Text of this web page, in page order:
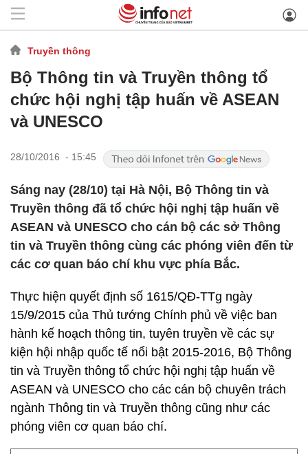
Truyền thông
Bộ Thông tin và Truyền thông tổ
chức hội nghị tập huấn về ASEAN
và UNESCO
28/10/2016 - 15:45
Sáng nay (28/10) tại Hà Nội, Bộ Thông tin và
Truyền thông đã tổ chức hội nghị tập huấn về
ASEAN và UNESCO cho cán bộ các sở Thông
tin và Truyền thông cùng các phóng viên đến từ
các cơ quan báo chí khu vực phía Bắc.
Thực hiện quyết định số 1615/QĐ-TTg ngày
15/9/2015 của Thủ tướng Chính phủ về việc ban
hành kế hoạch thông tin, tuyên truyền về các sự
kiện hội nhập quốc tế nổi bật 2015-2016, Bộ Thông
tin và Truyền thông tổ chức hội nghị tập huấn về
ASEAN và UNESCO cho các cán bộ chuyên trách
ngành Thông tin và Truyền thông cũng như các
phóng viên cơ quan báo chí.